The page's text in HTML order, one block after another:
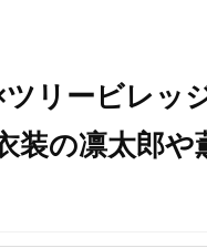
ツリービレッ
装の凛太郎